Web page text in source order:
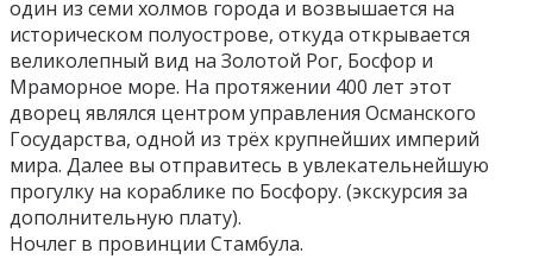
один из семи холмов города и возвышается на
историческом полуострове, откуда открывается
великолепный вид на Золотой Рог, Босфор и
Мраморное море. На протяжении 400 лет этот
дворец являлся центром управления Османского
Государства, одной из трёх крупнейших империй
мира. Далее вы отправитесь в увлекательнейшую
прогулку на кораблике по Босфору. (экскурсия за
дополнительную плату).
Ночлег в провинции Стамбула.